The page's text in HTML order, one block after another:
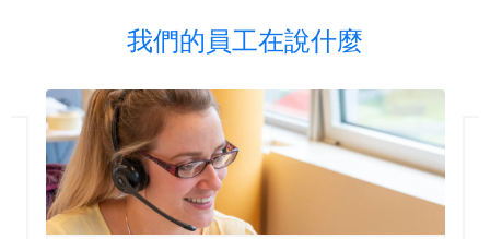
我們的員工在說什麼